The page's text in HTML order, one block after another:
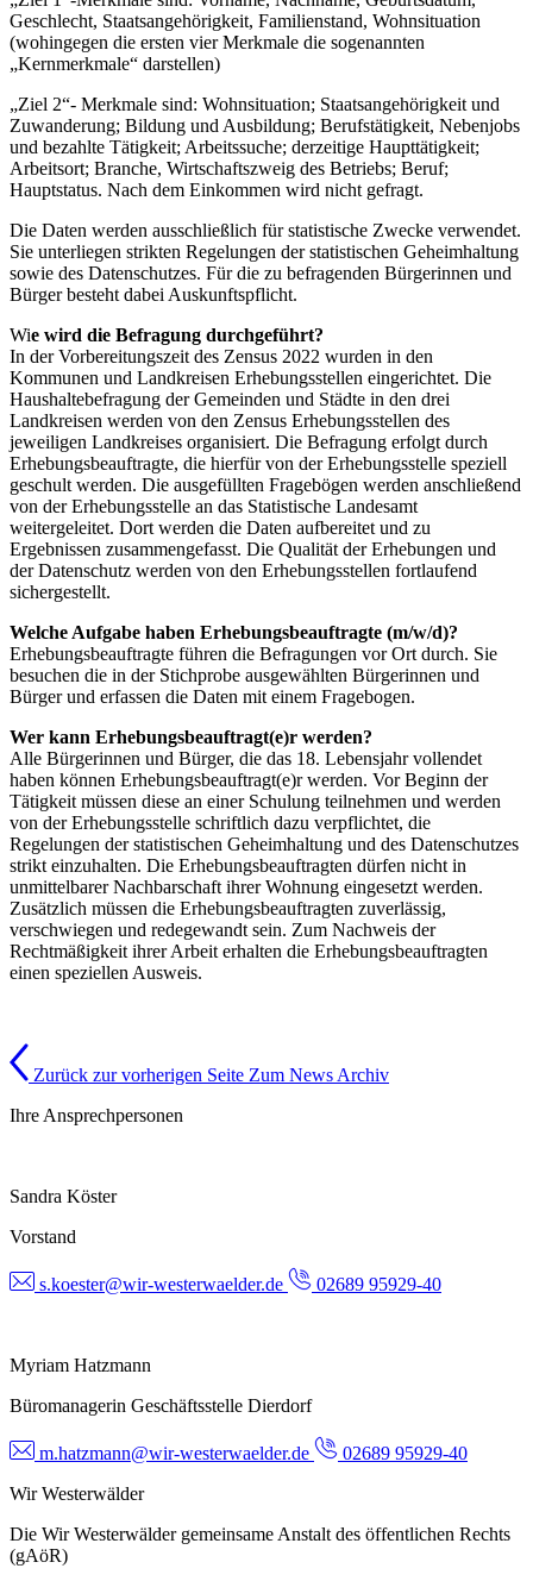
Geschlecht, Staatsangehörigkeit, Familienstand, Wohnsituation
(wohingegen die ersten vier Merkmale die sogenannten
„Kernmerkmale“ darstellen)
„Ziel 2“- Merkmale sind: Wohnsituation; Staatsangehörigkeit und
Zuwanderung; Bildung und Ausbildung; Berufstätigkeit, Nebenjobs
und bezahlte Tätigkeit; Arbeitssuche; derzeitige Haupttätigkeit;
Arbeitsort; Branche, Wirtschaftszweig des Betriebs; Beruf;
Hauptstatus. Nach dem Einkommen wird nicht gefragt.
Die Daten werden ausschließlich für statistische Zwecke verwendet.
Sie unterliegen strikten Regelungen der statistischen Geheimhaltung
sowie des Datenschutzes. Für die zu befragenden Bürgerinnen und
Bürger besteht dabei Auskunftspflicht.
Wie wird die Befragung durchgeführt?
In der Vorbereitungszeit des Zensus 2022 wurden in den
Kommunen und Landkreisen Erhebungsstellen eingerichtet. Die
Haushaltebefragung der Gemeinden und Städte in den drei
Landkreisen werden von den Zensus Erhebungsstellen des
jeweiligen Landkreises organisiert. Die Befragung erfolgt durch
Erhebungsbeauftragte, die hierfür von der Erhebungsstelle speziell
geschult werden. Die ausgefüllten Fragebögen werden anschließend
von der Erhebungsstelle an das Statistische Landesamt
weitergeleitet. Dort werden die Daten aufbereitet und zu
Ergebnissen zusammengefasst. Die Qualität der Erhebungen und
der Datenschutz werden von den Erhebungsstellen fortlaufend
sichergestellt.
Welche Aufgabe haben Erhebungsbeauftragte (m/w/d)?
Erhebungsbeauftragte führen die Befragungen vor Ort durch. Sie
besuchen die in der Stichprobe ausgewählten Bürgerinnen und
Bürger und erfassen die Daten mit einem Fragebogen.
Wer kann Erhebungsbeauftragt(e)r werden?
Alle Bürgerinnen und Bürger, die das 18. Lebensjahr vollendet
haben können Erhebungsbeauftragt(e)r werden. Vor Beginn der
Tätigkeit müssen diese an einer Schulung teilnehmen und werden
von der Erhebungsstelle schriftlich dazu verpflichtet, die
Regelungen der statistischen Geheimhaltung und des Datenschutzes
strikt einzuhalten. Die Erhebungsbeauftragten dürfen nicht in
unmittelbarer Nachbarschaft ihrer Wohnung eingesetzt werden.
Zusätzlich müssen die Erhebungsbeauftragten zuverlässig,
verschwiegen und redegewandt sein. Zum Nachweis der
Rechtmäßigkeit ihrer Arbeit erhalten die Erhebungsbeauftragten
einen speziellen Ausweis.
Zurück zur vorherigen Seite Zum News Archiv
Ihre Ansprechpersonen
Sandra Köster
Vorstand
s.koester@wir-westerwaelder.de 02689 95929-40
Myriam Hatzmann
Büromanagerin Geschäftsstelle Dierdorf
m.hatzmann@wir-westerwaelder.de
02689 95929-40
Wir Westerwälder
Die Wir Westerwälder gemeinsame Anstalt des öffentlichen Rechts
(gAöR)